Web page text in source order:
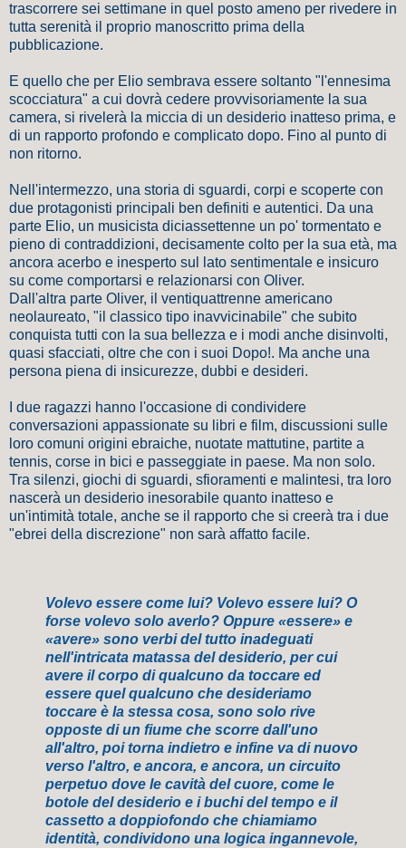
trascorrere sei settimane in quel posto ameno per rivedere in
tutta serenità il proprio manoscritto prima della
pubblicazione.
E quello che per Elio sembrava essere soltanto "l'ennesima
scocciatura" a cui dovrà cedere provvisoriamente la sua
camera, si rivelerà la miccia di un desiderio inatteso prima, e
di un rapporto profondo e complicato dopo. Fino al punto di
non ritorno.
Nell'intermezzo, una storia di sguardi, corpi e scoperte con
due protagonisti principali ben definiti e autentici. Da una
parte Elio, un musicista diciassettenne un po' tormentato e
pieno di contraddizioni, decisamente colto per la sua età, ma
ancora acerbo e inesperto sul lato sentimentale e insicuro
su come comportarsi e relazionarsi con Oliver.
Dall'altra parte Oliver, il ventiquattrenne americano
neolaureato, "il classico tipo inavvicinabile" che subito
conquista tutti con la sua bellezza e i modi anche disinvolti,
quasi sfacciati, oltre che con i suoi Dopo!. Ma anche una
persona piena di insicurezze, dubbi e desideri.
I due ragazzi hanno l'occasione di condividere
conversazioni appassionate su libri e film, discussioni sulle
loro comuni origini ebraiche, nuotate mattutine, partite a
tennis, corse in bici e passeggiate in paese. Ma non solo.
Tra silenzi, giochi di sguardi, sfioramenti e malintesi, tra loro
nascerà un desiderio inesorabile quanto inatteso e
un'intimità totale, anche se il rapporto che si creerà tra i due
"ebrei della discrezione" non sarà affatto facile.
Volevo essere come lui? Volevo essere lui? O
forse volevo solo averlo? Oppure «essere» e
«avere» sono verbi del tutto inadeguati
nell'intricata matassa del desiderio, per cui
avere il corpo di qualcuno da toccare ed
essere quel qualcuno che desideriamo
toccare è la stessa cosa, sono solo rive
opposte di un fiume che scorre dall'uno
all'altro, poi torna indietro e infine va di nuovo
verso l'altro, e ancora, e ancora, un circuito
perpetuo dove le cavità del cuore, come le
botole del desiderio e i buchi del tempo e il
cassetto a doppiofondo che chiamiamo
identità, condividono una logica ingannevole,